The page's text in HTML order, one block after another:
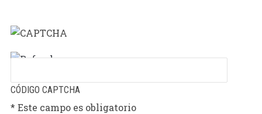
CÓDIGO CAPTCHA
* Este campo es obligatorio